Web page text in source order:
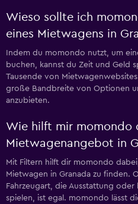
Wieso sollte ich
eines Mietwagens in
Indem du momondo nutzt, um
buchen, kannst du Zeit und Geld
Tausende von
große Bandbreite von Optionen
anzubieten.
Wie hilft mir momondo
Mietwagenangebot in
Mit Filtern hilft dir momondo
Mietwagen in Granada zu finden.
Fahrzeugart, die Ausstattung
spielen, ist egal. momondo lässt